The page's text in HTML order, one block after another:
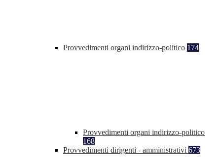
Provvedimenti organi indirizzo-politico 174
Provvedimenti organi indirizzo-politico
168
Provvedimenti dirigenti - amministrativi 673